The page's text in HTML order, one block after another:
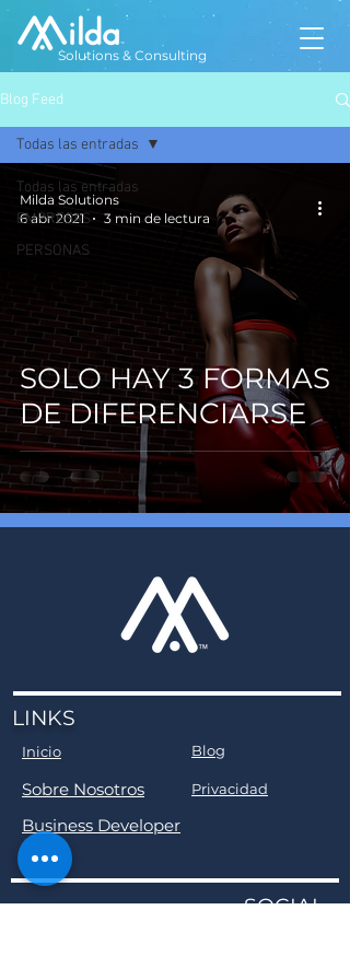
Solutions & Consulting
Blog Feed
Todas las entradas
EMPRESAS
PERSONAS
Todas las entradas
SOLO HAY 3 FORMAS
DE DIFERENCIARSE
Milda Solutions
6 abr 2021
3 min de lectura
LINKS
Inicio Blog
Sobre Nosotros Privacidad
Business Developer
SOCIAL